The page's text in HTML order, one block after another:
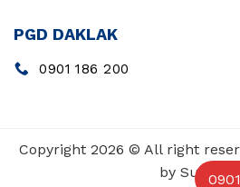
PGD DAKLAK
0901 186 200
Copyright 2026 © All right
by